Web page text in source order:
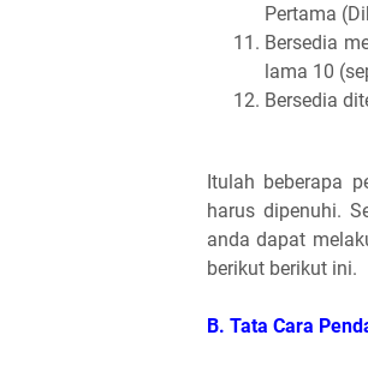
Pertama
Bersedia
lama 10
Bersedia
Itulah beberapa
harus dipenuhi.
anda dapat
berikut berikut ini.
B. Tata Cara